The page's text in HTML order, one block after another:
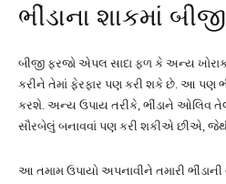
ભીંડાના શાકમાં
બીજી ફરજો એપલ સાદા ફળ કે અન્ય
કરીને તેમાં ફેરફાર પણ કરી શકે છે. આ પણ
કરશે. અન્ય ઉપાય તરીકે, ભીંડાને ઓલિવ તેલ
સૌરબેલું બનાવવાં પણ કરી શકીએ છીએ,
આ તમામ ઉપાયો અપનાવીને તમારી ભીંડાની